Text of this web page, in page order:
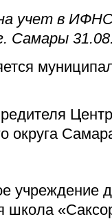
учет в
Самары
округа
учреждение